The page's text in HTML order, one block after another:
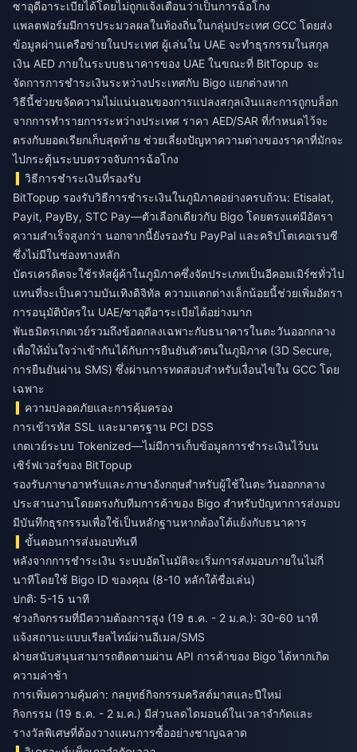
ซาอุดีอาระเบียได้โดยไม่ถูกแจ้งเตือนว่าเป็นการฉ้อโกง
แพลตฟอร์มมีการประมวลผลในท้องถิ่นในกลุ่มประเทศ GCC โดยส่ง
ข้อมูลผ่านเครือข่ายในประเทศ ผู้เล่นใน UAE จะทำธุรกรรมในสกุล
เงิน AED ภายในระบบธนาคารของ UAE ในขณะที่ BitTopup จะ
จัดการการชำระเงินระหว่างประเทศกับ Bigo แยกต่างหาก
วิธีนี้ช่วยขจัดความไม่แน่นอนของการแปลงสกุลเงินและการถูกบล็อก
จากการทำรายการระหว่างประเทศ ราคา AED/SAR ที่กำหนดไว้จะ
ตรงกับยอดเรียกเก็บสุดท้าย ช่วยเลี่ยงปัญหาความต่างของราคาที่มักจะ
ไปกระตุ้นระบบตรวจจับการฉ้อโกง
วิธีการชำระเงินที่รองรับ
BitTopup รองรับวิธีการชำระเงินในภูมิภาคอย่างครบถ้วน: Etisalat,
Payit, PayBy, STC Pay—ตัวเลือกเดียวกับ Bigo โดยตรงแต่มีอัตรา
ความสำเร็จสูงกว่า นอกจากนี้ยังรองรับ PayPal และคริปโตเคอเรนซี
ซึ่งไม่มีในช่องทางหลัก
บัตรเครดิตจะใช้รหัสผู้ค้าในภูมิภาคซึ่งจัดประเภทเป็นอีคอมเมิร์ซทั่วไป
แทนที่จะเป็นความบันเทิงดิจิทัล ความแตกต่างเล็กน้อยนี้ช่วยเพิ่มอัตรา
การอนุมัติบัตรใน UAE/ซาอุดีอาระเบียได้อย่างมาก
พันธมิตรเกตเวย์รวมถึงข้อตกลงเฉพาะกับธนาคารในตะวันออกกลาง
เพื่อให้มั่นใจว่าเข้ากันได้กับการยืนยันตัวตนในภูมิภาค (3D Secure,
การยืนยันผ่าน SMS) ซึ่งผ่านการทดสอบสำหรับเงื่อนไขใน GCC โดย
เฉพาะ
ความปลอดภัยและการคุ้มครอง
การเข้ารหัส SSL และมาตรฐาน PCI DSS
เกตเวย์ระบบ Tokenized—ไม่มีการเก็บข้อมูลการชำระเงินไว้บน
เซิร์ฟเวอร์ของ BitTopup
รองรับภาษาอาหรับและภาษาอังกฤษสำหรับผู้ใช้ในตะวันออกกลาง
ประสานงานโดยตรงกับทีมการค้าของ Bigo สำหรับปัญหาการส่งมอบ
มีบันทึกธุรกรรมเพื่อใช้เป็นหลักฐานหากต้องโต้แย้งกับธนาคาร
ขั้นตอนการส่งมอบทันที
หลังจากการชำระเงิน ระบบอัตโนมัติจะเริ่มการส่งมอบภายในไม่กี่
นาทีโดยใช้ Bigo ID ของคุณ (8-10 หลักใต้ชื่อเล่น)
ปกติ: 5-15 นาที
ช่วงกิจกรรมที่มีความต้องการสูง (19 ธ.ค. - 2 ม.ค.): 30-60 นาที
แจ้งสถานะแบบเรียลไทม์ผ่านอีเมล/SMS
ฝ่ายสนับสนุนสามารถติดตามผ่าน API การค้าของ Bigo ได้หากเกิด
ความล่าช้า
การเพิ่มความคุ้มค่า: กลยุทธ์กิจกรรมคริสต์มาสและปีใหม่
กิจกรรม (19 ธ.ค. - 2 ม.ค.) มีส่วนลดไดมอนด์ในเวลาจำกัดและ
รางวัลพิเศษที่ต้องวางแผนการซื้ออย่างชาญฉลาด